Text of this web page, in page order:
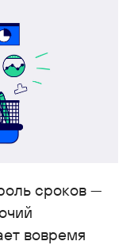
сроков —
вовремя